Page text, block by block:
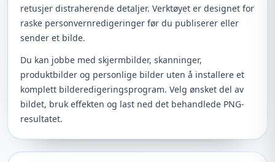
retusjer distraherende detaljer. Verktøyet er designet for
raske personvernredigeringer før du publiserer eller
sender et bilde.
Du kan jobbe med skjermbilder, skanninger,
produktbilder og personlige bilder uten å installere et
komplett bilderedigeringsprogram. Velg ønsket del av
bildet, bruk effekten og last ned det behandlede PNG-
resultatet.